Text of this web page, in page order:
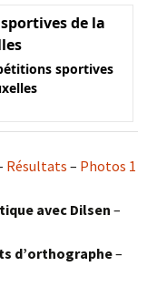
de la
sportives
Résultats – Photos 1
avec Dilsen –
d’orthographe–